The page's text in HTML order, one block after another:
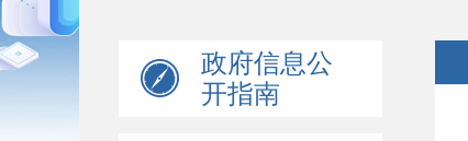
政府信息公
开指南